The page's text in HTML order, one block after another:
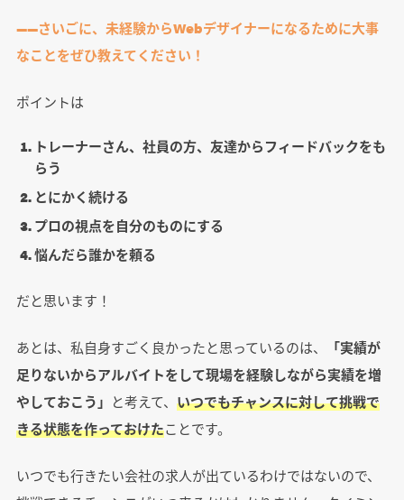
――さいごに、未経験からWebデザイナーになるために大事
なことをぜひ教えてください！
ポイントは
トレーナーさん、社員の方、友達からフィードバックをも
らう
とにかく続ける
プロの視点を自分のものにする
悩んだら誰かを頼る
だと思います！
あとは、私自身すごく良かったと思っているのは、
「実績が
足りないからアルバイトをして現場を経験しながら実績を増
やしておこう」 と考えて、 いつでもチャンスに対して挑戦で
きる状態を作っておけたことです。
いつでも行きたい会社の求人が出ているわけではないので、